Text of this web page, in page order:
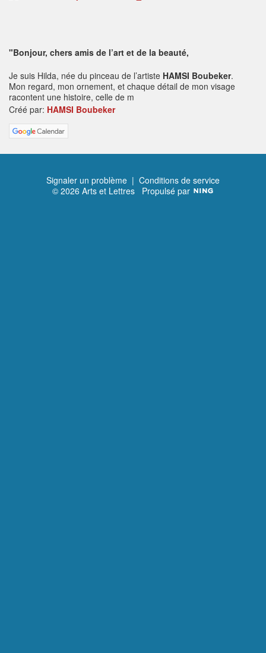
"Bonjour, chers amis de l’art et de la beauté,
Je suis Hilda, née du pinceau de l’artiste HAMSI Boubeker.
Mon regard, mon ornement, et chaque détail de mon visage
racontent une histoire, celle de m
Créé par: HAMSI Boubeker
Signaler un problème | Conditions de service
© 2026 Arts et Lettres Propulsé par